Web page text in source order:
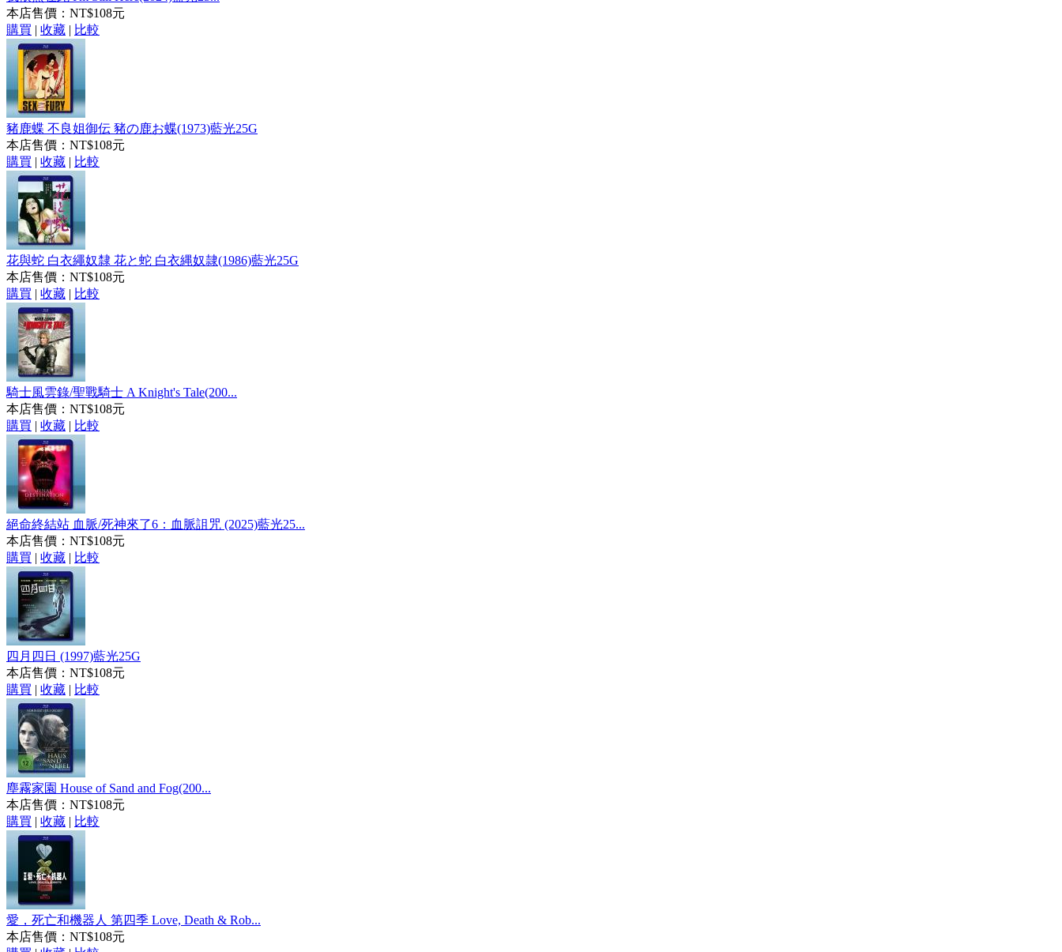
本店售價： NT$108元
購買 | 收藏 | 比較
豬鹿蝶 不良姐御伝 豬の鹿お蝶(1973)藍光25G
本店售價： NT$108元
購買 | 收藏 | 比較
花與蛇 白衣繩奴隸 花と蛇 白衣縄奴隷(1986)藍光25G
本店售價： NT$108元
購買 | 收藏 | 比較
騎士風雲錄/聖戰騎士 A Knight's Tale(200...
本店售價： NT$108元
購買 | 收藏 | 比較
絕命終結站 血脈/死神來了6：血脈詛咒 (2025)藍光25...
本店售價： NT$108元
購買 | 收藏 | 比較
四月四日 (1997)藍光25G
本店售價： NT$108元
購買 | 收藏 | 比較
塵霧家園 House of Sand and Fog(200...
本店售價： NT$108元
購買 | 收藏 | 比較
愛，死亡和機器人 第四季 Love, Death & Rob...
本店售價： NT$108元